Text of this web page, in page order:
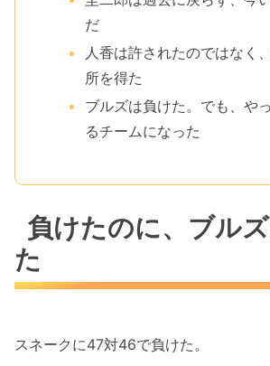
だ
人香は許されたのではなく
所を得た
ブルズは負けた。でも、や
るチームになった
負けたのに、ブル
た
スネークに47対46で負けた。